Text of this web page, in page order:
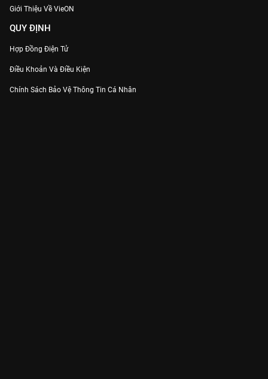
Giới Thiệu Về VieON
QUY ĐỊNH
Hợp Đồng Điện Tử
Điều Khoản Và Điều Kiện
Chính Sách Bảo Vệ Thông Tin Cá Nhân